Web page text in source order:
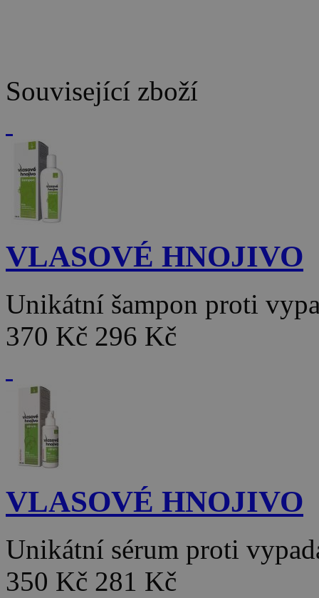
Související zboží
VLASOVÉ HNOJIVO
Unikátní šampon proti
370 Kč 296 Kč
VLASOVÉ HNOJIVO
Unikátní sérum proti
350 Kč 281 Kč